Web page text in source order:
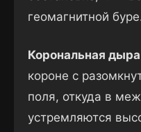
геомагнитной
Корональная
короне с
поля, откуда в
устремляются